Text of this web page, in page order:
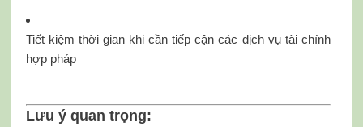
Tiết kiệm thời gian khi cần tiếp cận các dịch vụ tài chính
hợp pháp
Lưu ý quan trọng: